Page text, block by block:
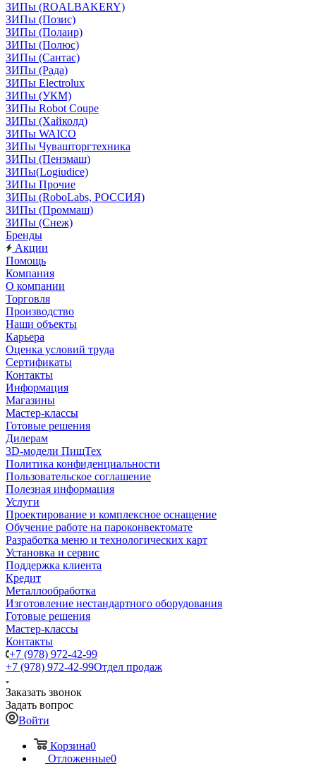
ЗИПы (ROALBAKERY)
ЗИПы (Позис)
ЗИПы (Полаир)
ЗИПы (Полюс)
ЗИПы (Сантас)
ЗИПы (Рада)
ЗИПы Electrolux
ЗИПы (УКМ)
ЗИПы Robot Coupe
ЗИПы (Хайколд)
ЗИПы WAICO
ЗИПы Чувашторгтехника
ЗИПы (Пензмаш)
ЗИПы(Logiudice)
ЗИПы Прочие
ЗИПы (RoboLabs, РОССИЯ)
ЗИПы (Проммаш)
ЗИПы (Снеж)
Бренды
Акции
Помощь
Компания
О компании
Торговля
Производство
Наши объекты
Карьера
Оценка условий труда
Сертификаты
Контакты
Информация
Магазины
Мастер-классы
Готовые решения
Дилерам
3D-модели ПищТех
Политика конфиденциальности
Пользовательское соглашение
Полезная информация
Услуги
Проектирование и комплексное оснащение
Обучение работе на пароконвектомате
Разработка меню и технологических карт
Установка и сервис
Поддержка клиента
Кредит
Металлообработка
Изготовление нестандартного оборудования
Готовые решения
Мастер-классы
Контакты
+7 (978) 972-42-99
+7 (978) 972-42-99Отдел продаж
Заказать звонок
Задать вопрос
Войти
Корзина0
Отложенные0